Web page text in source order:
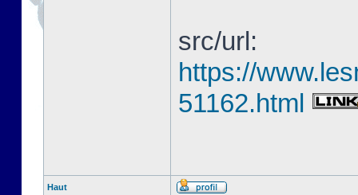
src/url:
https://
51162.html
Haut